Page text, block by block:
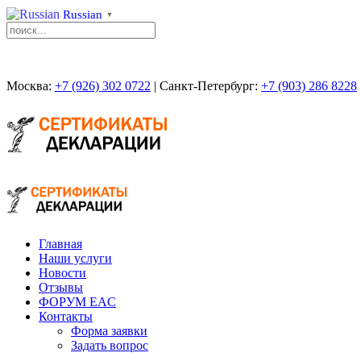
Russian ▼
Москва: +7 (926) 302 0722 | Санкт-Петербург: +7 (903) 286 8228
Главная
Наши услуги
Новости
Отзывы
ФОРУМ EAC
Контакты
Форма заявки
Задать вопрос